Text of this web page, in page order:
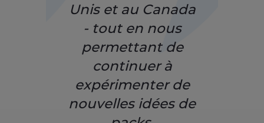
Unis et au Canada
- tout en nous
permettant de
continuer à
expérimenter de
nouvelles idées de